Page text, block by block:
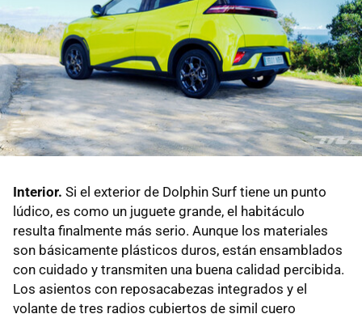
Interior. Si el exterior de Dolphin Surf tiene un punto
lúdico, es como un juguete grande, el habitáculo
resulta finalmente más serio. Aunque los materiales
son básicamente plásticos duros, están ensamblados
con cuidado y transmiten una buena calidad percibida.
Los asientos con reposacabezas integrados y el
volante de tres radios cubiertos de simil cuero